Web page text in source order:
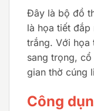
Đây là bộ đồ
là họa tiết đắp
trắng. Với họa
sang trọng,
gian thờ cúng
Công